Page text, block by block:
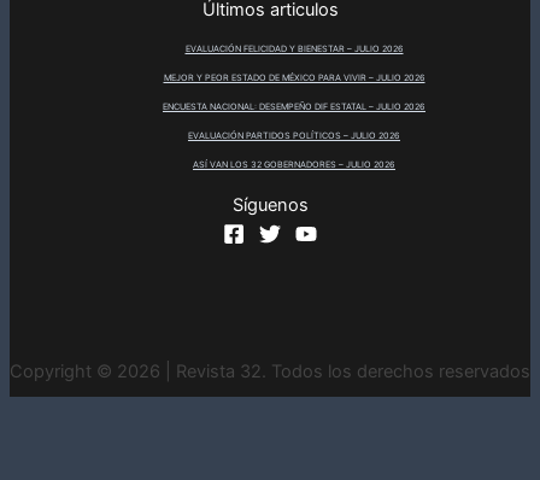
Últimos articulos
EVALUACIÓN FELICIDAD Y BIENESTAR – JULIO 2026
MEJOR Y PEOR ESTADO DE MÉXICO PARA VIVIR – JULIO 2026
ENCUESTA NACIONAL: DESEMPEÑO DIF ESTATAL – JULIO 2026
EVALUACIÓN PARTIDOS POLÍTICOS – JULIO 2026
ASÍ VAN LOS 32 GOBERNADORES – JULIO 2026
Síguenos
Copyright © 2026 | Revista 32. Todos los derechos reservados